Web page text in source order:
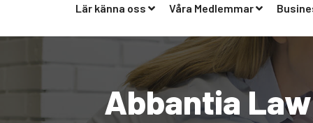
Lär känna oss Våra Medlemmar
Abbantia